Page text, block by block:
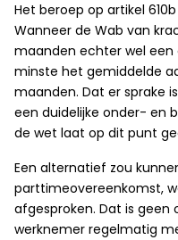
Het beroep op artikel
Wanneer de Wab van
maanden echter wel
minste het gemiddelde
maanden. Dat er sprake
een duidelijke onder- en
de wet laat op dit punt
Een alternatief zou
parttimeovereenkomst,
afgesproken. Dat is
werknemer regelmatig